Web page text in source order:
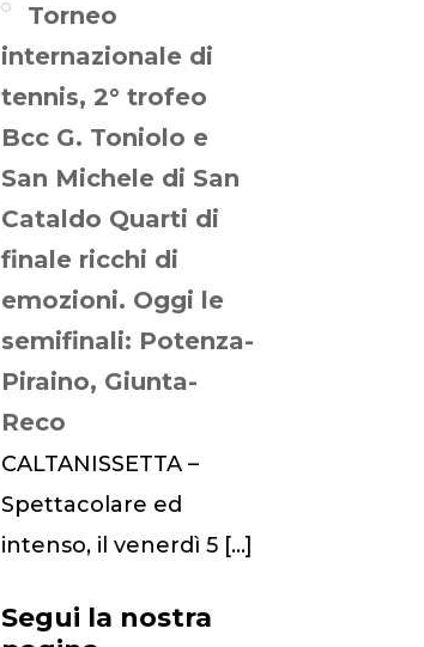
Torneo
internazionale di
tennis, 2° trofeo
Bcc G. Toniolo e
San Michele di San
Cataldo Quarti di
finale ricchi di
emozioni. Oggi le
semifinali: Potenza-
Piraino, Giunta-
Reco
CALTANISSETTA –
Spettacolare ed
intenso, il venerdì 5 […]
Segui la nostra